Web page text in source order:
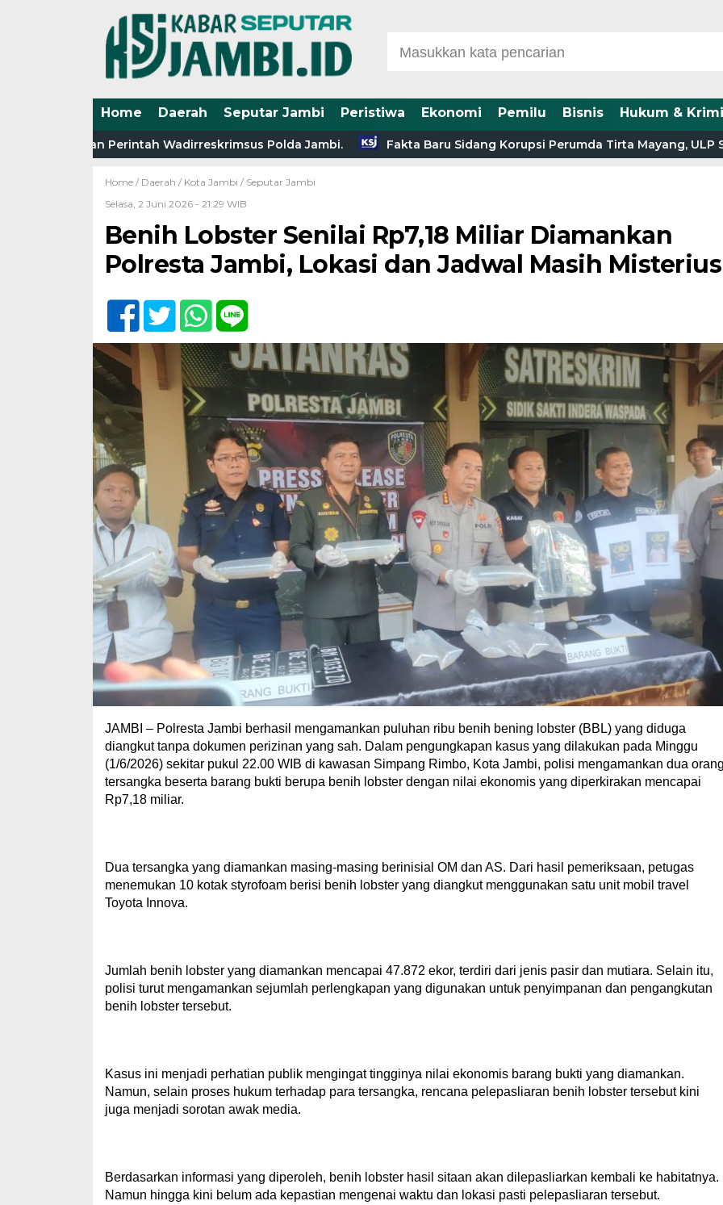
Home Daerah Seputar Jambi Peristiwa Ekonomi Pemilu Bisnis Hukum &
abaikan Perintah Wadirreskrimsus Polda Jambi. Fakta Baru Sidang Korupsi Perumda Tirta Mayang, ULP Sebut
Home / Daerah / Kota Jambi / Seputar Jambi
Selasa, 2 Juni 2026 - 21:29 WIB
Benih Lobster Senilai Rp7,18 Miliar Diamankan
Polresta Jambi, Lokasi dan Jadwal Masih Misterius
JAMBI – Polresta Jambi berhasil mengamankan puluhan ribu benih bening lobster (BBL) yang diduga
diangkut tanpa dokumen perizinan yang sah. Dalam pengungkapan kasus yang dilakukan pada Minggu
(1/6/2026) sekitar pukul 22.00 WIB di kawasan Simpang Rimbo, Kota Jambi, polisi mengamankan dua
tersangka beserta barang bukti berupa benih lobster dengan nilai ekonomis yang diperkirakan mencapai
Rp7,18 miliar.
Dua tersangka yang diamankan masing-masing berinisial OM dan AS. Dari hasil pemeriksaan, petugas
menemukan 10 kotak styrofoam berisi benih lobster yang diangkut menggunakan satu unit mobil travel
Toyota Innova.
Jumlah benih lobster yang diamankan mencapai 47.872 ekor, terdiri dari jenis pasir dan mutiara. Selain itu,
polisi turut mengamankan sejumlah perlengkapan yang digunakan untuk penyimpanan dan pengangkutan
benih lobster tersebut.
Kasus ini menjadi perhatian publik mengingat tingginya nilai ekonomis barang bukti yang diamankan.
Namun, selain proses hukum terhadap para tersangka, rencana pelepasliaran benih lobster tersebut kini
juga menjadi sorotan awak media.
Berdasarkan informasi yang diperoleh, benih lobster hasil sitaan akan dilepasliarkan kembali ke habitatnya.
Namun hingga kini belum ada kepastian mengenai waktu dan lokasi pasti pelepasliaran tersebut.